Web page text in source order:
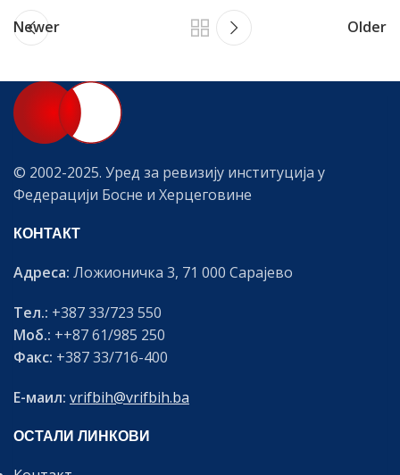
Newer Older
© 2002-2025. Уред за ревизију институција у
Федерацији Босне и Херцеговине
КОНТАКТ
Адреса: Ложионичка 3, 71 000 Сарајево
Тел.: +387 33/723 550
Моб.: ++87 61/985 250
Факс: +387 33/716-400
Е-маил: vrifbih@vrifbih.ba
ОСТАЛИ ЛИНКОВИ